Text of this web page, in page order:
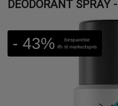
DEODORANT SPRAY
- 43%
besparelse
ifh til markedspris